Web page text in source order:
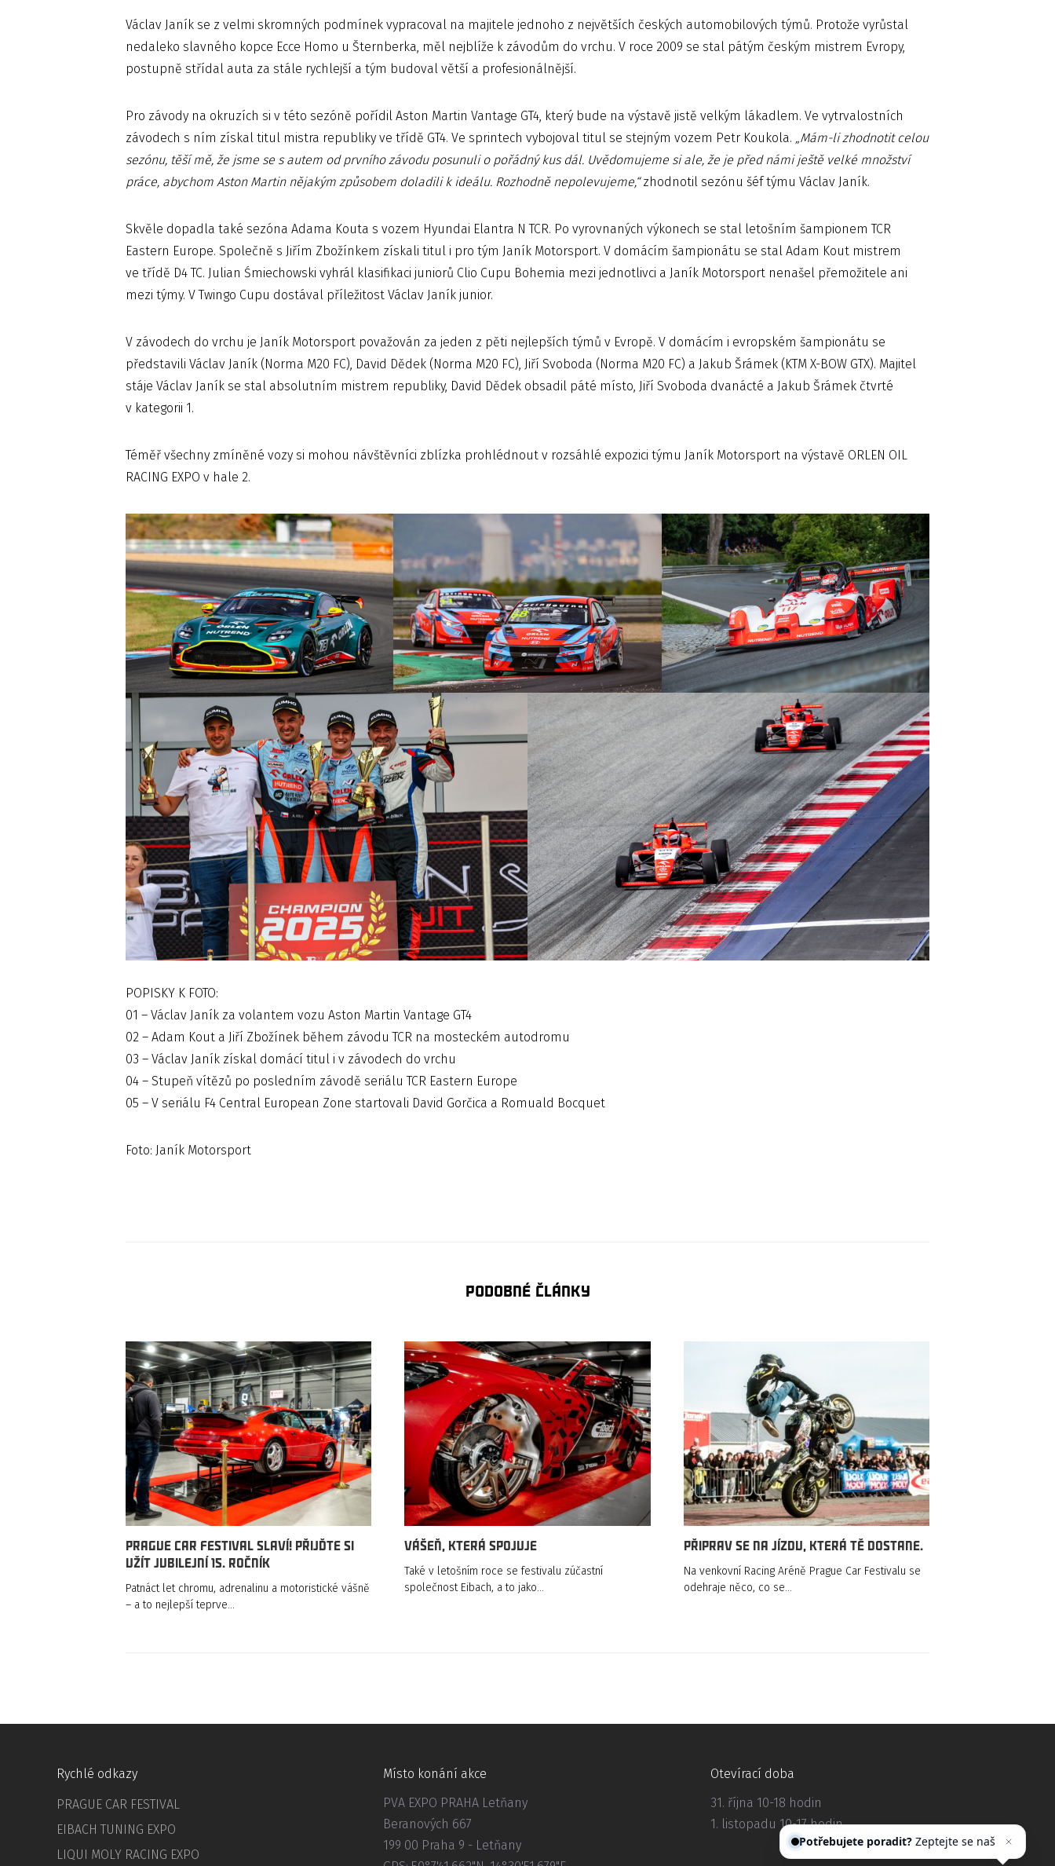
Václav Janík se z velmi skromných podmínek vypracoval na majitele jednoho z největších českých automobilových týmů. Protože vyrůstal
nedaleko slavného kopce Ecce Homo u Šternberka, měl nejblíže k závodům do vrchu. V roce 2009 se stal pátým českým mistrem Evropy,
postupně střídal auta za stále rychlejší a tým budoval větší a profesionálnější.
Pro závody na okruzích si v této sezóně pořídil Aston Martin Vantage GT4, který bude na výstavě jistě velkým lákadlem. Ve vytrvalostních
závodech s ním získal titul mistra republiky ve třídě GT4. Ve sprintech vybojoval titul se stejným vozem Petr Koukola. „Mám-li zhodnotit celou
sezónu, těší mě, že jsme se s autem od prvního závodu posunuli o pořádný kus dál. Uvědomujeme si ale, že je před námi ještě velké množství
práce, abychom Aston Martin nějakým způsobem doladili k ideálu. Rozhodně nepolevujeme,“zhodnotil sezónu šéf týmu Václav Janík.
Skvěle dopadla také sezóna Adama Kouta s vozem Hyundai Elantra N TCR. Po vyrovnaných výkonech se stal letošním šampionem TCR
Eastern Europe. Společně s Jiřím Zbožínkem získali titul i pro tým Janík Motorsport. V domácím šampionátu se stal Adam Kout mistrem
ve třídě D4 TC. Julian Śmiechowski vyhrál klasifikaci juniorů Clio Cupu Bohemia mezi jednotlivci a Janík Motorsport nenašel přemožitele ani
mezi týmy. V Twingo Cupu dostával příležitost Václav Janík junior.
V závodech do vrchu je Janík Motorsport považován za jeden z pěti nejlepších týmů v Evropě. V domácím i evropském šampionátu se
představili Václav Janík (Norma M20 FC), David Dědek (Norma M20 FC), Jiří Svoboda (Norma M20 FC) a Jakub Šrámek (KTM X-BOW GTX). Majitel
stáje Václav Janík se stal absolutním mistrem republiky, David Dědek obsadil páté místo, Jiří Svoboda dvanácté a Jakub Šrámek čtvrté
v kategorii 1.
Téměř všechny zmíněné vozy si mohou návštěvníci zblízka prohlédnout v rozsáhlé expozici týmu Janík Motorsport na výstavě ORLEN OIL
RACING EXPO v hale 2.
POPISKY K FOTO:
01 – Václav Janík za volantem vozu Aston Martin Vantage GT4
02 – Adam Kout a Jiří Zbožínek během závodu TCR na mosteckém autodromu
03 – Václav Janík získal domácí titul i v závodech do vrchu
04 – Stupeň vítězů po posledním závodě seriálu TCR Eastern Europe
05 – V seriálu F4 Central European Zone startovali David Gorčica a Romuald Bocquet
Foto: Janík Motorsport
Podobné články
Prague Car Festival slaví! Přijďte si
užít jubilejní 15. ročník
Patnáct let chromu, adrenalinu a motoristické vášně
– a to nejlepší teprve…
VÁŠEŇ, KTERÁ SPOJUJE
Také v letošním roce se festivalu zúčastní
společnost Eibach, a to jako…
Připrav se na jízdu, která tě dostane.
Na venkovní Racing Aréně Prague Car Festivalu se
odehraje něco, co se…
Rychlé odkazy
PRAGUE CAR FESTIVAL
EIBACH TUNING EXPO
LIQUI MOLY RACING EXPO
Místo konání akce
PVA EXPO PRAHA Letňany
Beranových 667
199 00 Praha 9 - Letňany
Otevírací doba
31. října 10-18 hodin
1. listopadu 10-17 hodin
Potřebujete poradit?Zeptejte se
našeho asistentaChettyho.